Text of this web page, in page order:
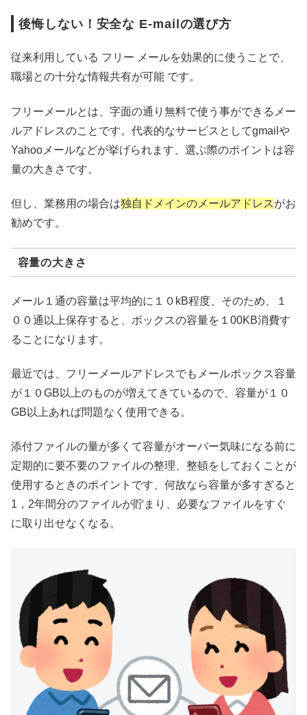
後悔しない！安全な E-mailの選び方
従来利用している フリー メールを効果的に使うことで、
職場との十分な情報共有が可能 です。
フリーメールとは、字面の通り無料で使う事ができるメー
ルアドレスのことです。代表的なサービスとしてgmailや
Yahooメールなどが挙げられます、選ぶ際のポイントは容
量の大きさです。
但し、業務用の場合は独自ドメインのメールアドレスがお
勧めです。
容量の大きさ
メール１通の容量は平均的に１０kB程度、そのため、１
００通以上保存すると、ボックスの容量を１00KB消費す
ることになります。
最近では、フリーメールアドレスでもメールボックス容量
が１０GB以上のものが増えてきているので、容量が１０
GB以上あれば問題なく使用できる。
添付ファイルの量が多くて容量がオーバー気味になる前に
定期的に要不要のファイルの整理、整頓をしておくことが
使用するときのポイントです、何故なら容量が多すぎると
1，2年間分のファイルが貯まり、必要なファイルをすぐ
に取り出せなくなる。